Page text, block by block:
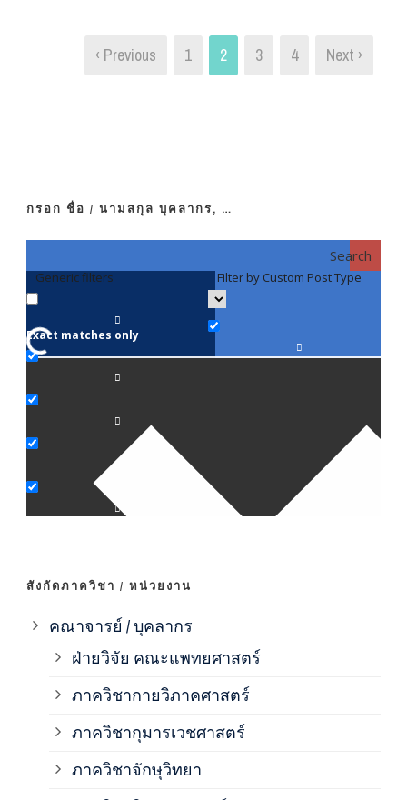
‹ Previous 1 2 3 4 Next ›
กรอก ชื่อ / นามสกุล บุคลากร, …
Search
Generic filters
Exact matches only
Filter by Custom Post Type
สังกัดภาควิชา / หน่วยงาน
คณาจารย์ / บุคลากร
ฝ่ายวิจัย คณะแพทยศาสตร์
ภาควิชากายวิภาคศาสตร์
ภาควิชากุมารเวชศาสตร์
ภาควิชาจักษุวิทยา